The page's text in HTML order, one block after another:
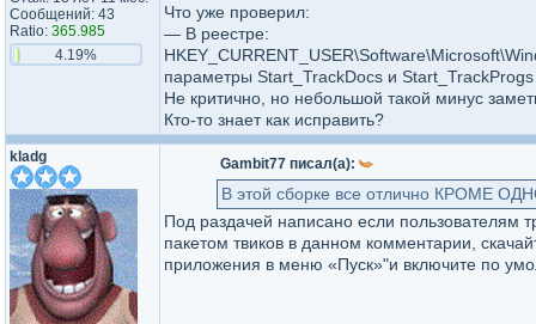
Сообщений: 43
Ratio: 365.985
4.19%
Что уже проверил:
— В реестре:
параметры Start_TrackDocs и
Не критично, но небольшой такой минус
Кто-то знает как исправить?
kladg Gambit77 писал(а):
В этой сборке все отлично КРОМЕ
Под раздачей написано если пользователям
пакетом твиков в данном комментарии,
приложения в меню «Пуск»"и включите по